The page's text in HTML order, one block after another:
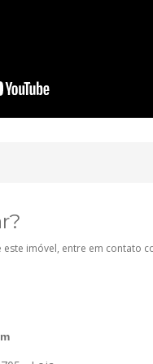
imóvel, entre em contato